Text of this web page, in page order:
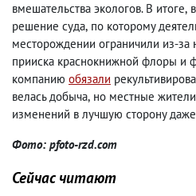
вмешательства экологов. В итоге,
решение суда, по которому
месторождении ограничили из-за
прииска краснокнижной флоры и
компанию обязали
велась добыча, но местные
изменений в лучшую сторону даже
Фото: pfoto-rzd.com
Сейчас читают